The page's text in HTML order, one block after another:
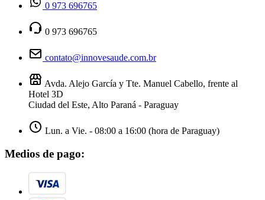
0 973 696765
0 973 696765
contato@innovesaude.com.br
Avda. Alejo García y Tte. Manuel Cabello, frente al
Hotel 3D
Ciudad del Este, Alto Paraná - Paraguay
Lun. a Vie. - 08:00 a 16:00 (hora de Paraguay)
Medios de pago: